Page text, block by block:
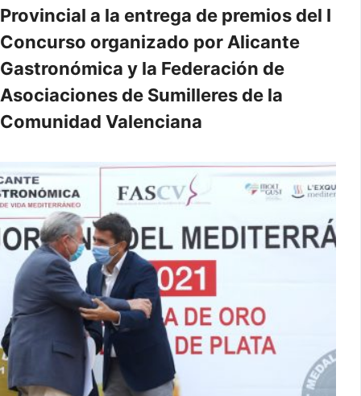
Provincial a la entrega de premios del I
Concurso organizado por Alicante
Gastronómica y la Federación de
Asociaciones de Sumilleres de la
Comunidad Valenciana